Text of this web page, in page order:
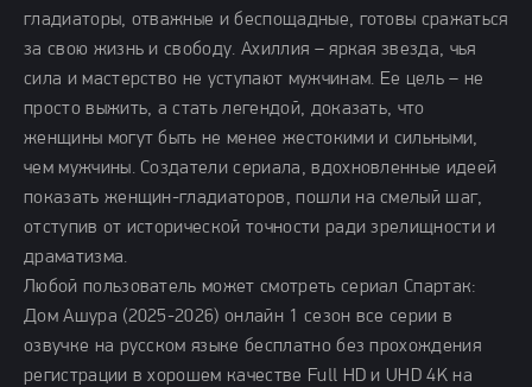
гладиаторы, отважные и беспощадные, готовы сражаться
за свою жизнь и свободу. Ахиллия – яркая звезда, чья
сила и мастерство не уступают мужчинам. Ее цель – не
просто выжить, а стать легендой, доказать, что
женщины могут быть не менее жестокими и сильными,
чем мужчины. Создатели сериала, вдохновленные идеей
показать женщин-гладиаторов, пошли на смелый шаг,
отступив от исторической точности ради зрелищности и
драматизма.
Любой пользователь может смотреть сериал Спартак:
Дом Ашура (2025-2026) онлайн 1 сезон все серии в
озвучке на русском языке бесплатно без прохождения
регистрации в хорошем качестве Full HD и UHD 4K на